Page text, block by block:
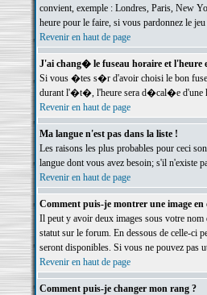
convient, exemple : Londres, Paris, New
heure pour le faire, si vous pardonnez le
Revenir en haut de page
J'ai chang� le fuseau horaire et l'heure
Si vous �tes s�r d'avoir choisi le bon
durant l'�t�, l'heure sera d�cal�e d'une
Revenir en haut de page
Ma langue n'est pas dans la liste !
Les raisons les plus probables pour ceci
langue dont vous avez besoin; s'il n'existe
Revenir en haut de page
Comment puis-je montrer une image
Il peut y avoir deux images sous votre
statut sur le forum. En dessous de celle-ci
seront disponibles. Si vous ne pouvez pas
Revenir en haut de page
Comment puis-je changer mon rang ?